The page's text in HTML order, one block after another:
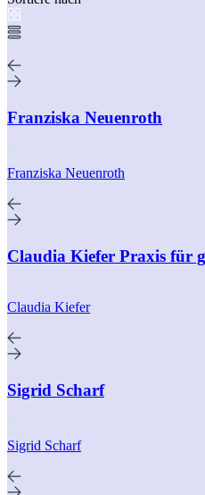
Franziska Neuenroth
Franziska Neuenroth
Claudia Kiefer Praxis für
Claudia Kiefer
Sigrid Scharf
Sigrid Scharf